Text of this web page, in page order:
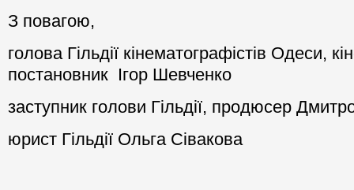
З повагою,
голова Гільдії кінематографістів Одеси,
постановник Ігор Шевченко
заступник голови Гільдії, продюсер
юрист Гільдії Ольга Сівакова